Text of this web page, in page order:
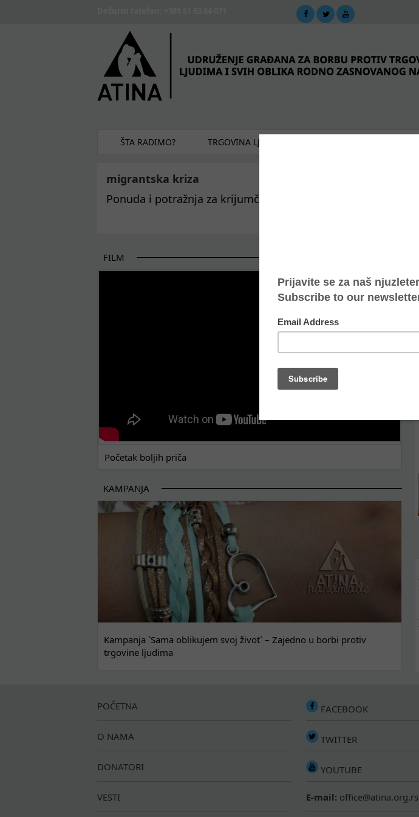
ŠTA RADIMO? TRGOVINA LJUDIMA
migrantska kriza
Ponuda i potražnja za krijumčarenjem na Balkanu u porastu
FILM
Početak boljih priča
KAMPANJA
Kampanja `Sama oblikujem svoj život` – Zajedno u borbi protiv
trgovine ljudima
POČETNA
O NAMA
DONATORI
VESTI
FACEBOOK
TWITTER
YOUTUBE
E-mail: office@atina.org.rs